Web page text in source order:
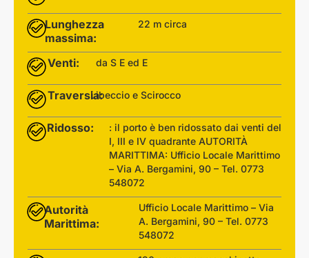
Lunghezza
massima:
22 m circa
Venti: da S E ed E
Traversia:Libeccio e Scirocco
Ridosso:
: il porto è ben ridossato dai venti del
I, III e IV quadrante AUTORITÀ
MARITTIMA: Ufficio Locale Marittimo
– Via A. Bergamini, 90 – Tel. 0773
548072
Autorità
Marittima:
Ufficio Locale Marittimo – Via
A. Bergamini, 90 – Tel. 0773
548072